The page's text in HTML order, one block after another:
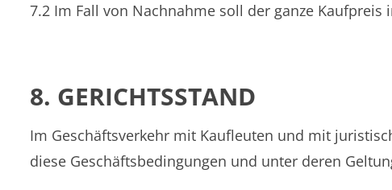
7.2 Im Fall von Nachnahme soll der ganze
8. GERICHTSSTAND
Im Geschäftsverkehr mit Kaufleuten und mit
diese Geschäftsbedingungen und unter deren